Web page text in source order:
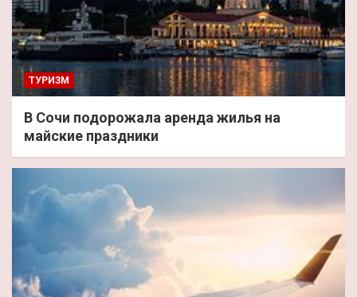
ТУРИЗМ
В Сочи подорожала аренда жилья на
майские праздники